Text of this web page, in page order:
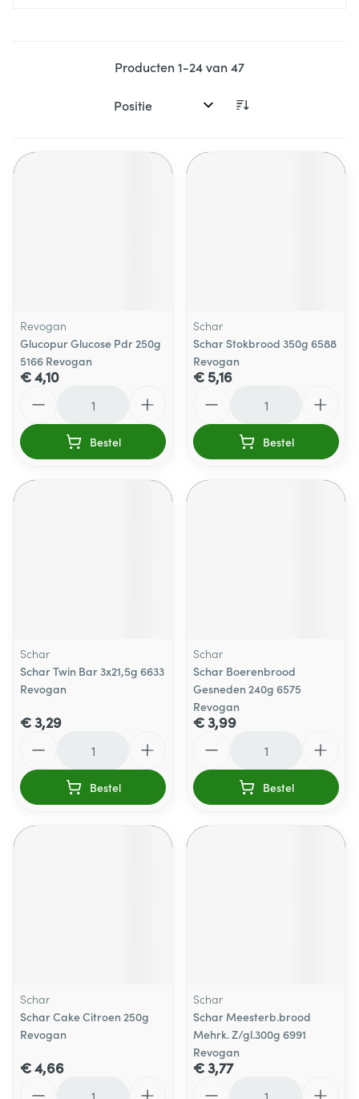
Producten1-24van47
Sorteer op:
Revogan
Glucopur Glucose Pdr 250g
5166 Revogan
€ 4,10
Bestel
Schar
Schar Stokbrood 350g 6588
Revogan
€ 5,16
Bestel
Schar
Schar Twin Bar 3x21,5g 6633
Revogan
€ 3,29
Bestel
Schar
Schar Boerenbrood
Gesneden 240g 6575
Revogan
€ 3,99
Bestel
Schar
Schar Cake Citroen 250g
Revogan
€ 4,66
Schar
Schar Meesterb.brood
Mehrk. Z/gl.300g 6991
Revogan
€ 3,77